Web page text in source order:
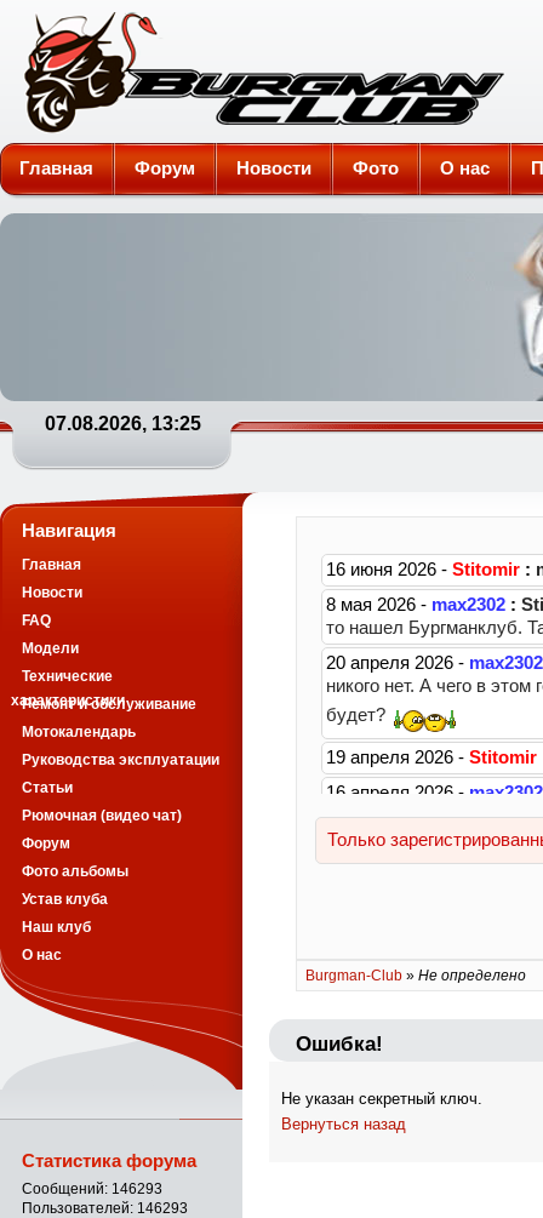
Burgman-Club
Главная Форум Новости Фото О нас
07.08.2026, 13:25
Burgman-Club » Не определено
Ошибка!
Не указан секретный ключ.
Вернуться назад
Навигация
Главная
Новости
FAQ
Модели
Технические
характеристики
Ремонт и обслуживание
Мотокалендарь
Руководства эксплуатации
Статьи
Рюмочная (видео чат)
Форум
Фото альбомы
Устав клуба
Наш клуб
О нас
Статистика форума
Сообщений: 146293
Пользователей: 146293